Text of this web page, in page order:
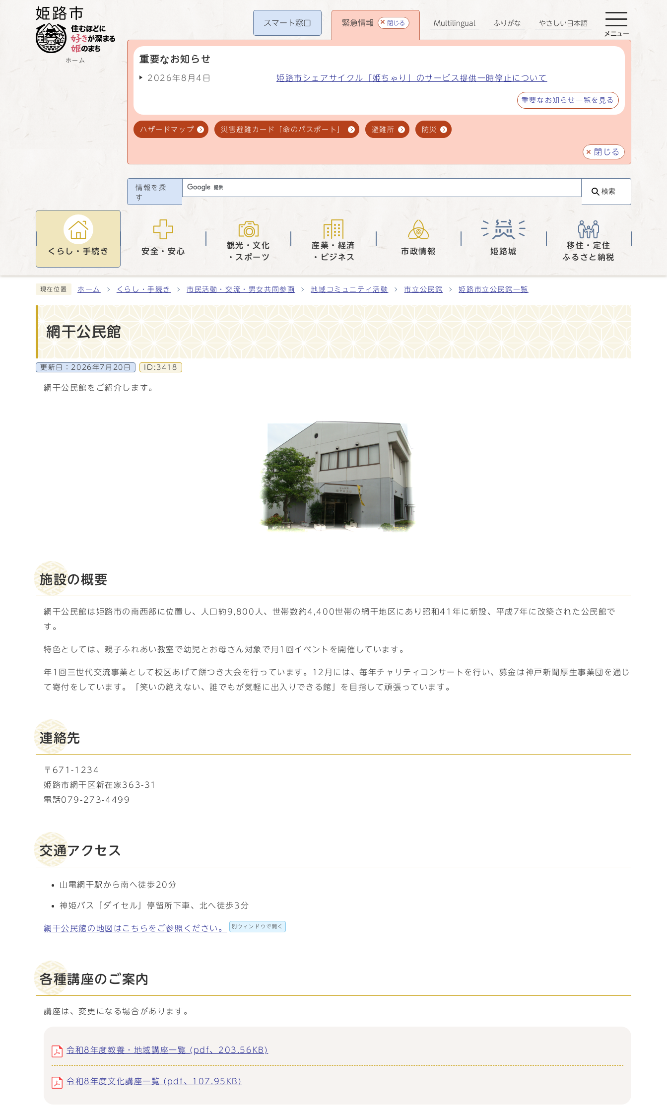
ホーム
スマート窓口 緊急情報 閉じる
重要なお知らせ
2026年8月4日 姫路市シェアサイクル「姫ちゃり」のサービス提供一時停止について
重要なお知らせ一覧を見る
ハザードマップ 災害避難カード「命のパスポート」 避難所 防災
閉じる
Multilingual ふりがな やさしい日本語
メニュー
情報を探
す
検索
くらし・手続き 安全・安心
観光・文化
・スポーツ
産業・経済
・ビジネス
市政情報 姫路城
移住・定住
ふるさと納税
現在位置 ホーム くらし・手続き 市民活動・交流・男女共同参画 地域コミュニティ活動 市立公民館 姫路市立公民館一覧
網干公民館
更新日： 2026年7月20日 ID:3418
網干公民館をご紹介します。
施設の概要
網干公民館は姫路市の南西部に位置し、人口約9,800人、世帯数約4,400世帯の網干地区にあり昭和41年に新設、平成7年に改築された公民館で
す。
特色としては、親子ふれあい教室で幼児とお母さん対象で月1回イベントを開催しています。
年1回三世代交流事業として校区あげて餅つき大会を行っています。12月には、毎年チャリティコンサートを行い、募金は神戸新聞厚生事業団を通じ
て寄付をしています。「笑いの絶えない、誰でもが気軽に出入りできる館」を目指して頑張っています。
連絡先
〒671-1234
姫路市網干区新在家363-31
電話079-273-4499
交通アクセス
山電網干駅から南へ徒歩20分
神姫バス「ダイセル」停留所下車、北へ徒歩3分
網干公民館の地図はこちらをご参照ください。 別ウィンドウで開く
各種講座のご案内
講座は、変更になる場合があります。
令和8年度教養・地域講座一覧 (pdf、203.56KB)
令和8年度文化講座一覧 (pdf、107.95KB)